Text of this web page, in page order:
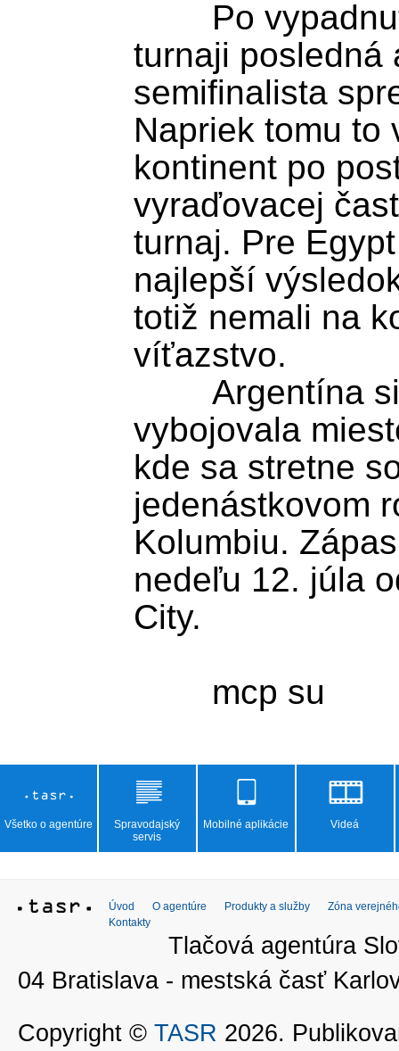
turnaji posledná
semifinalista
Napriek tomu to
kontinent po
vyraďovacej
turnaj. Pre
najlepší
totiž nemali na
víťazstvo.
vybojovala
kde sa stretne
jedenástkovom
Kolumbiu.
nedeľu 12. júla
City.
Všetko o agentúre
Spravodajský
servis
Mobilné aplikácie Videá
Úvod O agentúre Produkty a služby
Zóna
Kontakty
Tlačová agentúra
04 Bratislava - mestská časť
Copyright © TASR 2026.